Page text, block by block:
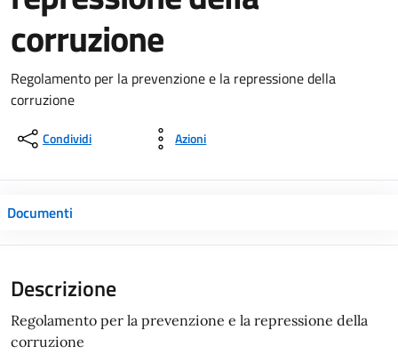
corruzione
Regolamento per la prevenzione e la repressione della
corruzione
Condividi Azioni
Documenti
Descrizione
Regolamento per la prevenzione e la repressione della
corruzione